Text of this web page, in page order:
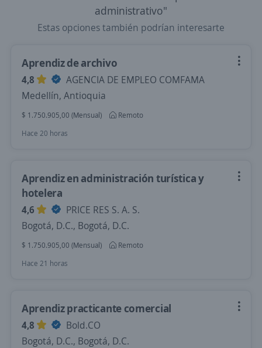
administrativo"
Estas opciones también podrían interesarte
Aprendiz de archivo
4,8
AGENCIA DE EMPLEO COMFAMA
Medellín, Antioquia
$ 1.750.905,00 (Mensual)
Remoto
Hace 20 horas
Aprendiz en administración turística y
hotelera
4,6
PRICE RES S. A. S.
Bogotá, D.C., Bogotá, D.C.
$ 1.750.905,00 (Mensual)
Remoto
Hace 21 horas
Aprendiz practicante comercial
4,8
Bold.CO
Bogotá, D.C., Bogotá, D.C.